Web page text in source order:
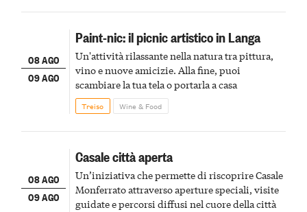
08 AGO
09 AGO
Paint-nic: il picnic artistico in Langa
Un'attività rilassante nella natura tra pittura,
vino e nuove amicizie. Alla fine, puoi
scambiare la tua tela o portarla a casa
Treiso Wine & Food
08 AGO
09 AGO
Casale città aperta
Un’iniziativa che permette di riscoprire Casale
Monferrato attraverso aperture speciali, visite
guidate e percorsi diffusi nel cuore della città